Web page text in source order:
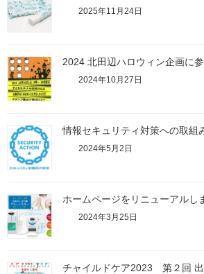
2025年11月24日
2024 北田辺ハロウィン企画に参
2024年10月27日
情報セキュリティ対策への取組
2024年5月2日
ホームページをリニューアルし
2024年3月25日
チャイルドケア2023 第２回